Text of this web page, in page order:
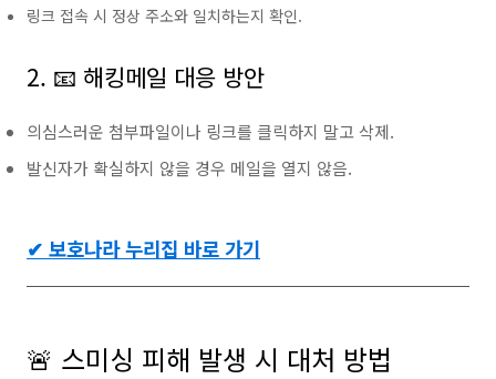
링크 접속 시 정상 주소와 일치하는지 확인.
2. 📧 해킹메일 대응 방안
의심스러운 첨부파일이나 링크를 클릭하지 말고 삭제.
발신자가 확실하지 않을 경우 메일을 열지 않음.
✔ 보호나라 누리집 바로 가기
🚨 스미싱 피해 발생 시 대처 방법